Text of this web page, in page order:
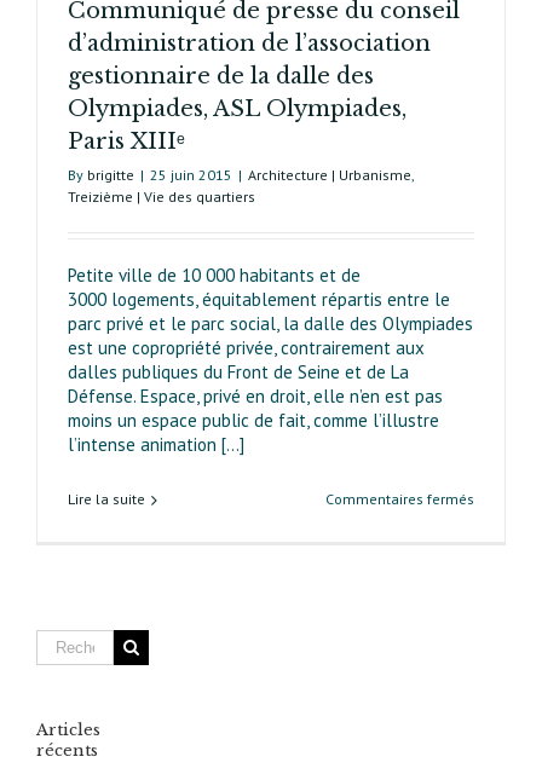
Communiqué de presse du conseil
d’administration de l’association
gestionnaire de la dalle des
Olympiades, ASL Olympiades,
Paris XIIIᵉ
By brigitte | 25 juin 2015 | Architecture | Urbanisme,
Treizième | Vie des quartiers
Petite ville de 10 000 habitants et de
3000 logements, équitablement répartis entre le
parc privé et le parc social, la dalle des Olympiades
est une copropriété privée, contrairement aux
dalles publiques du Front de Seine et de La
Défense. Espace, privé en droit, elle n’en est pas
moins un espace public de fait, comme l’illustre
l’intense animation [...]
Lire la suite Commentaires fermés
Articles
récents